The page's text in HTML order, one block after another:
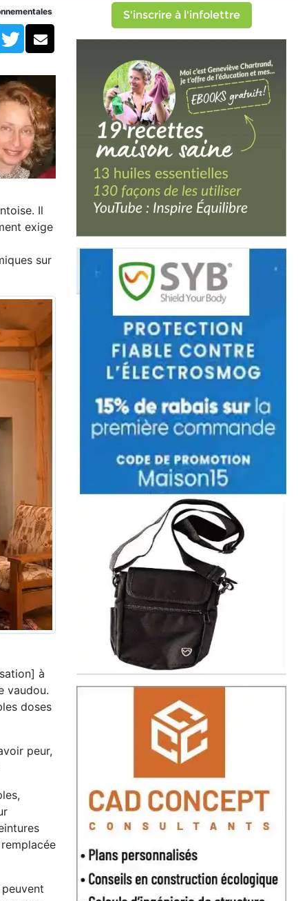
TwitterCourriel
Il
exige
sur
à
vaudou.
doses
peur,
S'inscrire à l'infolettre